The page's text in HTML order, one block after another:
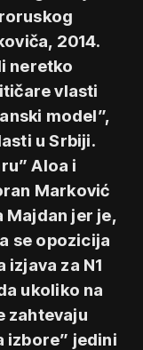
2014.
neretko
vlasti
model”,
u Srbiji.
Aloa i
Marković
Majdan jer je,
se opozicija
za N1
ukoliko na
zahtevaju
izbore” jedini